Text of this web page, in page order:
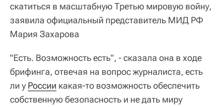
скатиться в масштабную Третью мировую войну,
заявила официальный представитель МИД РФ
Мария Захарова
"Есть. Возможность есть", - сказала она в ходе
брифинга, отвечая на вопрос журналиста, есть
ли у России какая-то возможность обеспечить
собственную безопасность и не дать миру